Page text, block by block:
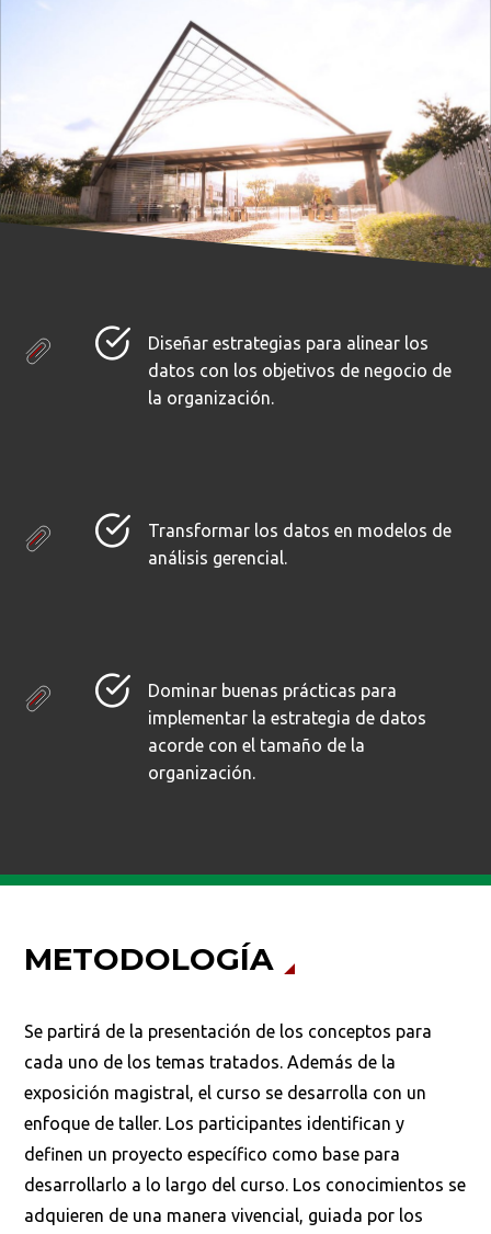
Diseñar estrategias para alinear los
datos con los objetivos de negocio de
la organización.
Transformar los datos en modelos de
análisis gerencial.
Dominar buenas prácticas para
implementar la estrategia de datos
acorde con el tamaño de la
organización.
METODOLOGÍA
Se partirá de la presentación de los conceptos para
cada uno de los temas tratados. Además de la
exposición magistral, el curso se desarrolla con un
enfoque de taller. Los participantes identifican y
definen un proyecto específico como base para
desarrollarlo a lo largo del curso. Los conocimientos se
adquieren de una manera vivencial, guiada por los